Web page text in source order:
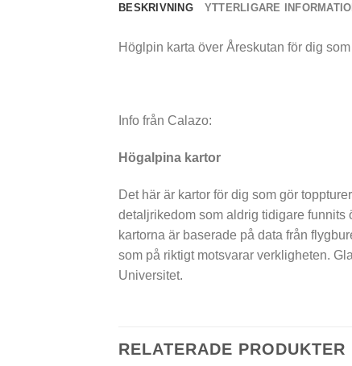
BESKRIVNING YTTERLIGARE
Höglpin karta över Åreskutan för dig
Info från Calazo:
Högalpina kartor
Det här är kartor för dig som gör
detaljrikedom som aldrig tidigare funnits
kartorna är baserade på data från
som på riktigt motsvarar ­verkligheten.
Universitet.
RELATERADE PRODUKTER